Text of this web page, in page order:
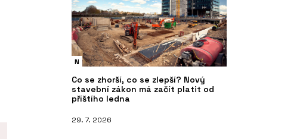
N
Co se zhorší, co se zlepší? Nový
stavební zákon má začít platit od
příštího ledna
29. 7. 2026